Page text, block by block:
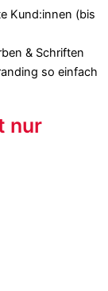
Kund:innen (bis
& Schriften
so einfach
nur